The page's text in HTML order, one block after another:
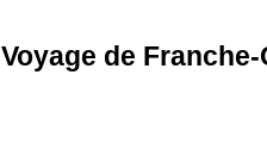
Voyage de